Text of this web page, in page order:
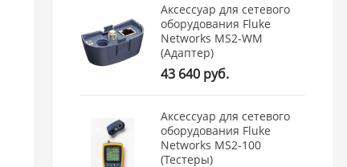
Аксессуар для сетевого
оборудования Fluke
Networks MS2-WM
(Адаптер)
43 640 руб.
Аксессуар для сетевого
оборудования Fluke
Networks MS2-100
(Тестеры)